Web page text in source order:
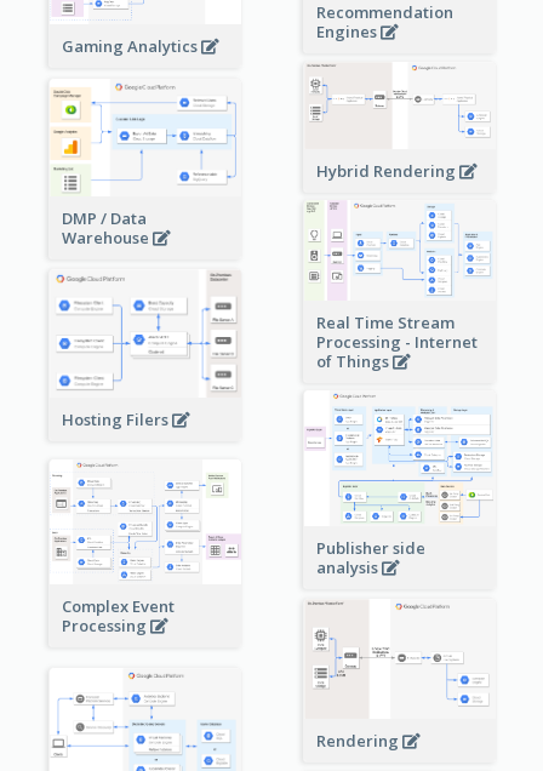
Gaming Analytics
Recommendation
Engines
Hybrid Rendering
DMP / Data
Warehouse
Real Time Stream
Processing - Internet
of Things
Hosting Filers
Publisher side
analysis
Complex Event
Processing
Rendering